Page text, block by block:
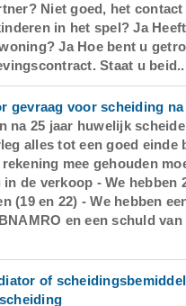
Niet goed, het contact
in het spel? Ja
Ja Hoe bent u
Staat u
gevraag voor scheiding na
na 25 jaar huwelijk
alles tot een goed einde
mee gehouden
de verkoop - We hebben
(19 en 22) - We hebben
en een schuld van
of